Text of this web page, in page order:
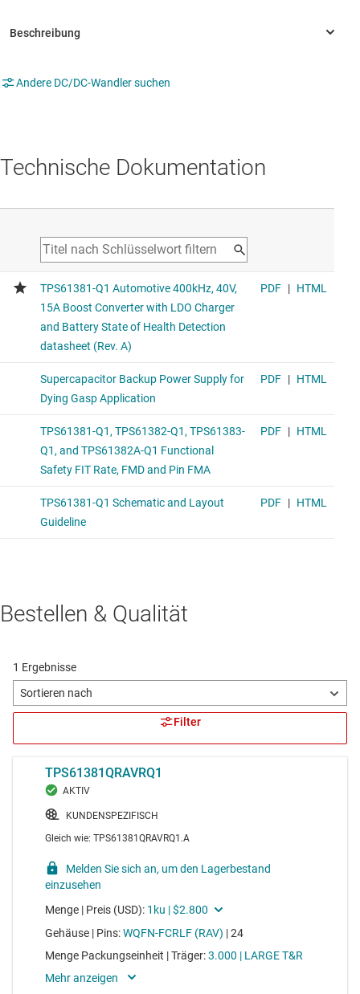
Andere DC/DC-Wandler suchen
Technische Dokumentation
Bestellen & Qualität